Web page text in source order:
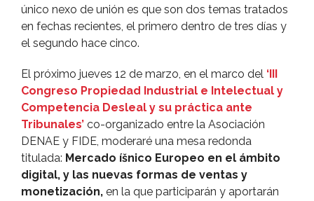
único nexo de unión es que son dos temas tratados
en fechas recientes, el primero dentro de tres dí­as y
el segundo hace cinco.
El próximo jueves 12 de marzo, en el marco del ‘III
Congreso Propiedad Industrial e Intelectual y
Competencia Desleal y su práctica ante
Tribunales’ co-organizado entre la Asociación
DENAE y FIDE, moderaré una mesa redonda
titulada: Mercado íšnico Europeo en el ámbito
digital, y las nuevas formas de ventas y
monetización, en la que participarán y aportarán